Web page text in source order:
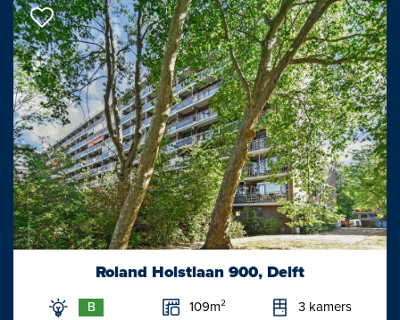
Roland Holstlaan 900, Delft
B 109m² 3 kamers